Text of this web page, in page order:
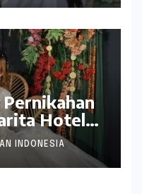
Hotel
INDONESIA